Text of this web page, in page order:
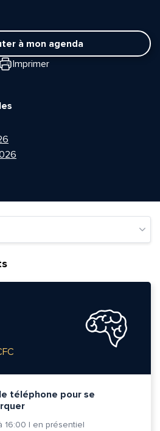
à mon agenda
Imprimer
téléphone pour se
16:00 | en présentiel